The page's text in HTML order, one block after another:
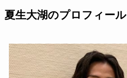
夏生大湖のプロフィール